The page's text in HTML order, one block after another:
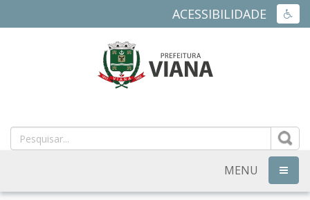
ACESSIBILIDADE
MUNICIPAL
DE
VIANA MENU